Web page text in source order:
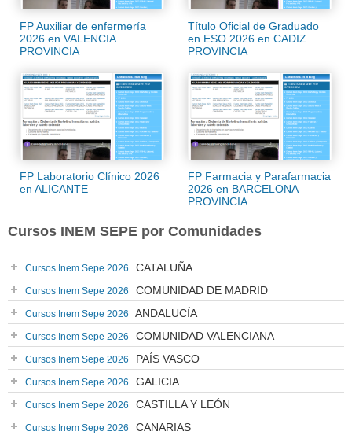
FP Auxiliar de enfermería
2026 en VALENCIA
PROVINCIA
Título Oficial de Graduado
en ESO 2026 en CADIZ
PROVINCIA
FP Laboratorio Clínico 2026
en ALICANTE
FP Farmacia y Parafarmacia
2026 en BARCELONA
PROVINCIA
Cursos INEM SEPE por Comunidades
Cursos Inem Sepe 2026 CATALUÑA
Cursos Inem Sepe 2026 COMUNIDAD DE MADRID
Cursos Inem Sepe 2026 ANDALUCÍA
Cursos Inem Sepe 2026 COMUNIDAD VALENCIANA
Cursos Inem Sepe 2026 PAÍS VASCO
Cursos Inem Sepe 2026 GALICIA
Cursos Inem Sepe 2026 CASTILLA Y LEÓN
Cursos Inem Sepe 2026 CANARIAS